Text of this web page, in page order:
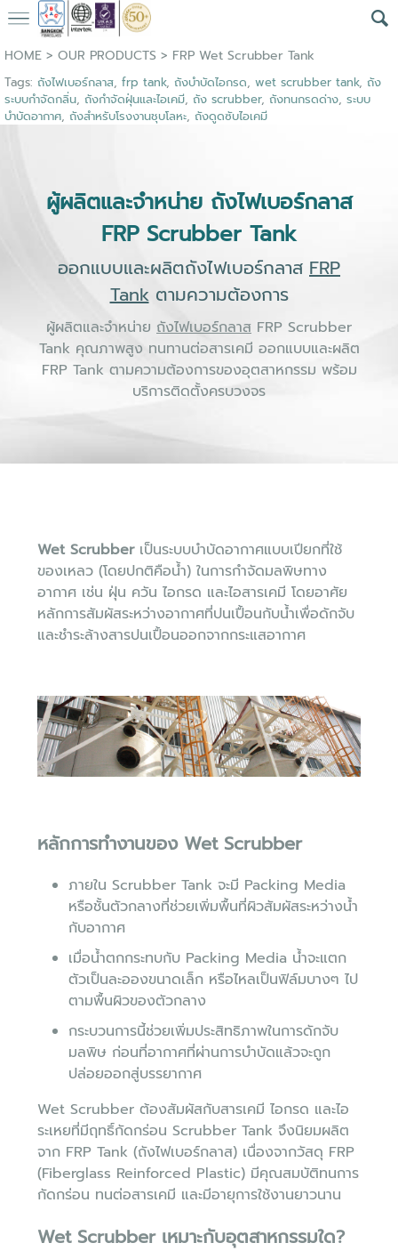
HOME> OUR PRODUCTS > FRP Wet Scrubber Tank
Tags: ถังไฟเบอร์กลาส, frp tank, ถังบำบัดไอกรด, wet scrubber tank, ถัง
ระบบกำจัดกลิ่น, ถังกำจัดฝุ่นและไอเคมี, ถัง scrubber, ถังทนกรดด่าง, ระบบ
บำบัดอากาศ, ถังสำหรับโรงงานชุบโลหะ, ถังดูดซับไอเคมี
ผู้ผลิตและจำหน่าย ถังไฟเบอร์กลาส
FRP Scrubber Tank
ออกแบบและผลิตถังไฟเบอร์กลาส FRP
Tankตามความต้องการ
ผู้ผลิตและจำหน่าย ถังไฟเบอร์กลาส FRP Scrubber
Tank คุณภาพสูง ทนทานต่อสารเคมี ออกแบบและผลิต
FRP Tank ตามความต้องการของอุตสาหกรรม พร้อม
บริการติดตั้งครบวงจร
Wet Scrubberเป็นระบบบำบัดอากาศแบบเปียกที่ใช้
ของเหลว (โดยปกติคือน้ำ) ในการกำจัดมลพิษทาง
อากาศ เช่น ฝุ่น ควัน ไอกรด และไอสารเคมี โดยอาศัย
หลักการสัมผัสระหว่างอากาศที่ปนเปื้อนกับน้ำเพื่อดักจับ
และชำระล้างสารปนเปื้อนออกจากกระแสอากาศ
หลักการทำงานของ Wet Scrubber
ภายใน Scrubber Tank จะมี Packing Media
หรือชั้นตัวกลางที่ช่วยเพิ่มพื้นที่ผิวสัมผัสระหว่างน้ำ
กับอากาศ
เมื่อน้ำตกกระทบกับ Packing Media น้ำจะแตก
ตัวเป็นละอองขนาดเล็ก หรือไหลเป็นฟิล์มบางๆ ไป
ตามพื้นผิวของตัวกลาง
กระบวนการนี้ช่วยเพิ่มประสิทธิภาพในการดักจับ
มลพิษ ก่อนที่อากาศที่ผ่านการบำบัดแล้วจะถูก
ปล่อยออกสู่บรรยากาศ
Wet Scrubber ต้องสัมผัสกับสารเคมี ไอกรด และไอ
ระเหยที่มีฤทธิ์กัดกร่อน Scrubber Tank จึงนิยมผลิต
จาก FRP Tank (ถังไฟเบอร์กลาส) เนื่องจากวัสดุ FRP
(Fiberglass Reinforced Plastic) มีคุณสมบัติทนการ
กัดกร่อน ทนต่อสารเคมี และมีอายุการใช้งานยาวนาน
Wet Scrubber เหมาะกับอุตสาหกรรมใด?